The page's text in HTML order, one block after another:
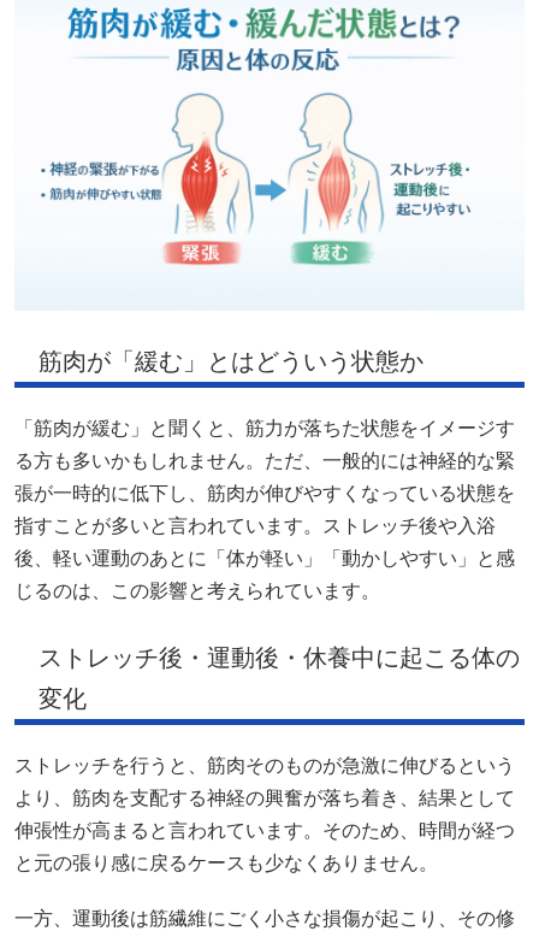
筋肉が「緩む」とはどういう状態か
「筋肉が緩む」と聞くと、筋力が落ちた状態をイメージす
る方も多いかもしれません。ただ、一般的には神経的な緊
張が一時的に低下し、筋肉が伸びやすくなっている状態を
指すことが多いと言われています。ストレッチ後や入浴
後、軽い運動のあとに「体が軽い」「動かしやすい」と感
じるのは、この影響と考えられています。
ストレッチ後・運動後・休養中に起こる体の
変化
ストレッチを行うと、筋肉そのものが急激に伸びるという
より、筋肉を支配する神経の興奮が落ち着き、結果として
伸張性が高まると言われています。そのため、時間が経つ
と元の張り感に戻るケースも少なくありません。
一方、運動後は筋繊維にごく小さな損傷が起こり、その修